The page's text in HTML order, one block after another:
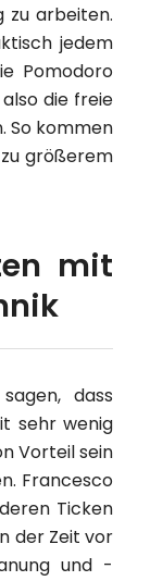
zu arbeiten.
jedem
Pomodoro
die freie
So kommen
größerem
mit
dass
sehr wenig
Vorteil sein
Francesco
Ticken
der Zeit vor
und -